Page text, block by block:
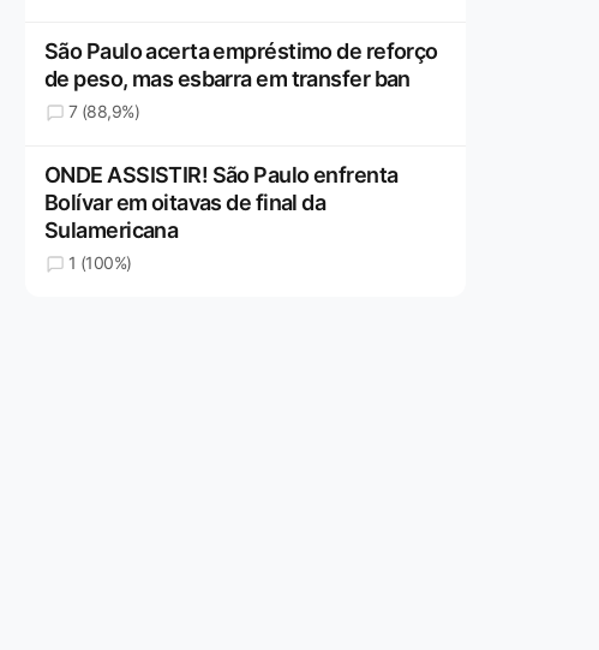
São Paulo acerta empréstimo de reforço
de peso, mas esbarra em transfer ban
7 (88,9%)
ONDE ASSISTIR! São Paulo enfrenta
Bolívar em oitavas de final da
Sulamericana
1 (100%)